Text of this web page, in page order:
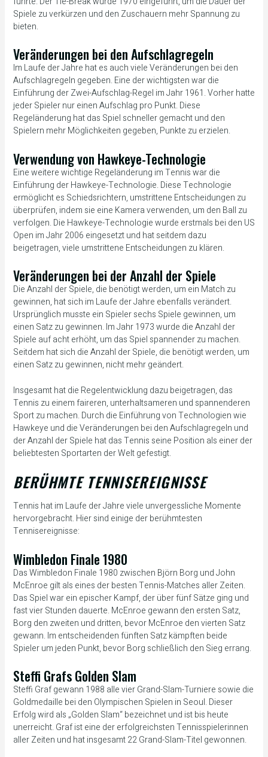
Spiele zu verkürzen und den Zuschauern mehr Spannung zu
bieten.
Veränderungen bei den Aufschlagregeln
Im Laufe der Jahre hat es auch viele Veränderungen bei den
Aufschlagregeln gegeben. Eine der wichtigsten war die
Einführung der Zwei-Aufschlag-Regel im Jahr 1961. Vorher hatte
jeder Spieler nur einen Aufschlag pro Punkt. Diese
Regeländerung hat das Spiel schneller gemacht und den
Spielern mehr Möglichkeiten gegeben, Punkte zu erzielen.
Verwendung von Hawkeye-Technologie
Eine weitere wichtige Regeländerung im Tennis war die
Einführung der Hawkeye-Technologie. Diese Technologie
ermöglicht es Schiedsrichtern, umstrittene Entscheidungen zu
überprüfen, indem sie eine Kamera verwenden, um den Ball zu
verfolgen. Die Hawkeye-Technologie wurde erstmals bei den US
Open im Jahr 2006 eingesetzt und hat seitdem dazu
beigetragen, viele umstrittene Entscheidungen zu klären.
Veränderungen bei der Anzahl der Spiele
Die Anzahl der Spiele, die benötigt werden, um ein Match zu
gewinnen, hat sich im Laufe der Jahre ebenfalls verändert.
Ursprünglich musste ein Spieler sechs Spiele gewinnen, um
einen Satz zu gewinnen. Im Jahr 1973 wurde die Anzahl der
Spiele auf acht erhöht, um das Spiel spannender zu machen.
Seitdem hat sich die Anzahl der Spiele, die benötigt werden, um
einen Satz zu gewinnen, nicht mehr geändert.
Insgesamt hat die Regelentwicklung dazu beigetragen, das
Tennis zu einem faireren, unterhaltsameren und spannenderen
Sport zu machen. Durch die Einführung von Technologien wie
Hawkeye und die Veränderungen bei den Aufschlagregeln und
der Anzahl der Spiele hat das Tennis seine Position als einer der
beliebtesten Sportarten der Welt gefestigt.
BERÜHMTE TENNISEREIGNISSE
Tennis hat im Laufe der Jahre viele unvergessliche Momente
hervorgebracht. Hier sind einige der berühmtesten
Tennisereignisse:
Wimbledon Finale 1980
Das Wimbledon Finale 1980 zwischen Björn Borg und John
McEnroe gilt als eines der besten Tennis-Matches aller Zeiten.
Das Spiel war ein epischer Kampf, der über fünf Sätze ging und
fast vier Stunden dauerte. McEnroe gewann den ersten Satz,
Borg den zweiten und dritten, bevor McEnroe den vierten Satz
gewann. Im entscheidenden fünften Satz kämpften beide
Spieler um jeden Punkt, bevor Borg schließlich den Sieg errang.
Steffi Grafs Golden Slam
Steffi Graf gewann 1988 alle vier Grand-Slam-Turniere sowie die
Goldmedaille bei den Olympischen Spielen in Seoul. Dieser
Erfolg wird als „Golden Slam“ bezeichnet und ist bis heute
unerreicht. Graf ist eine der erfolgreichsten Tennisspielerinnen
aller Zeiten und hat insgesamt 22 Grand-Slam-Titel gewonnen.